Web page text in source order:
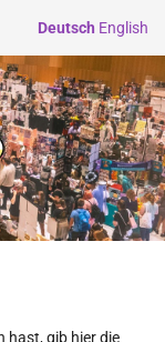
Deutsch English
hast, gib hier die